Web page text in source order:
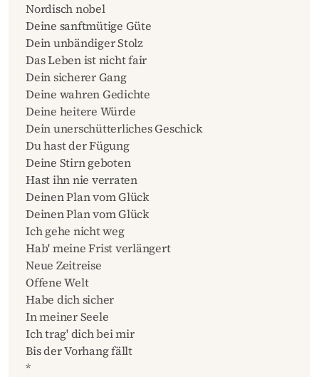
Nordisch nobel
Deine sanftmütige Güte
Dein unbändiger Stolz
Das Leben ist nicht fair
Dein sicherer Gang
Deine wahren Gedichte
Deine heitere Würde
Dein unerschütterliches Geschick
Du hast der Fügung
Deine Stirn geboten
Hast ihn nie verraten
Deinen Plan vom Glück
Deinen Plan vom Glück
Ich gehe nicht weg
Hab' meine Frist verlängert
Neue Zeitreise
Offene Welt
Habe dich sicher
In meiner Seele
Ich trag' dich bei mir
Bis der Vorhang fällt
*